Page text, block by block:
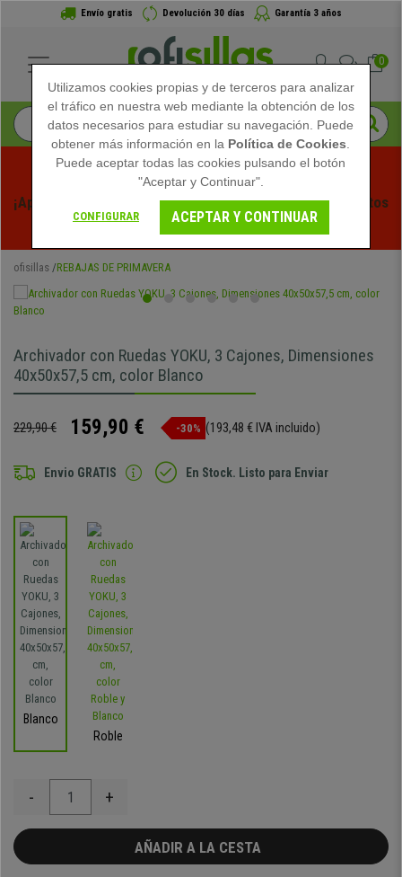
Envío gratis Devolución 30 días Garantía 3 años
0
¡Aprovecha las Rebajas de Verano en Ofisillas! Descuentos
Exclusivos por Tiempo Limitado - Ver Promo
ofisillas REBAJAS DE PRIMAVERA
Archivador con Ruedas YOKU, 3 Cajones, Dimensiones
40x50x57,5 cm, color Blanco
229,90 € 159,90 € -30% (193,48 € IVA incluido)
Envio GRATIS En Stock. Listo para Enviar
Blanco
Roble
- +
AÑADIR A LA CESTA
Utilizamos cookies propias y de terceros para analizar
el tráfico en nuestra web mediante la obtención de los
datos necesarios para estudiar su navegación. Puede
obtener más información en la Política de Cookies
Puede aceptar todas las cookies pulsando el botón
"Aceptar y Continuar".
CONFIGURAR ACEPTAR Y CONTINUAR